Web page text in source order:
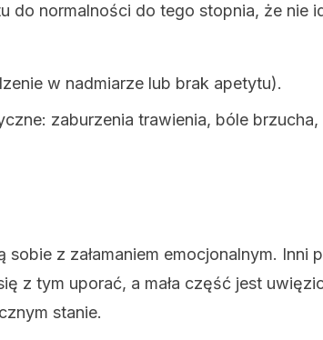
do normalności do tego stopnia, że ​​nie
w nadmiarze lub brak apetytu).
zaburzenia trawienia, bóle brzucha,
z załamaniem emocjonalnym. Inni
z tym uporać, a mała część jest
stanie.